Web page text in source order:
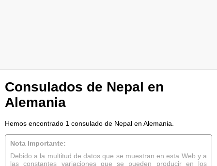
Consulados de Nepal en
Alemania
Hemos encontrado 1 consulado de Nepal en Alemania.
Nota Importante:
Debido a la multitud de datos que se muestran en esta Web y a
las constantes variaciones que se pueden producir en los